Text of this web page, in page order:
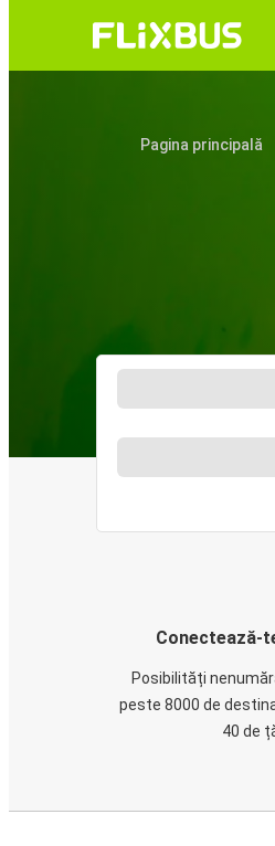
Pagina principală
Conectează-
Posibilități
peste 8000 de
40 de